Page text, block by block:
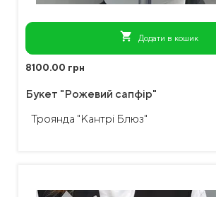
shopping_cart Додати в кошик
8100.00 грн
Букет "Рожевий сапфір"
Троянда "Кантрі Блюз"